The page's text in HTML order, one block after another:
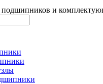
подшипников и